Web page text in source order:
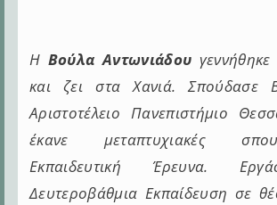
Η Βούλα Αντωνιάδου
και ζει στα Χανιά. Σπούδασε
Αριστοτέλειο Πανεπιστήμιο
έκανε μεταπτυχιακές
Εκπαιδευτική Έρευνα.
Δευτεροβάθμια Εκπαίδευση σε